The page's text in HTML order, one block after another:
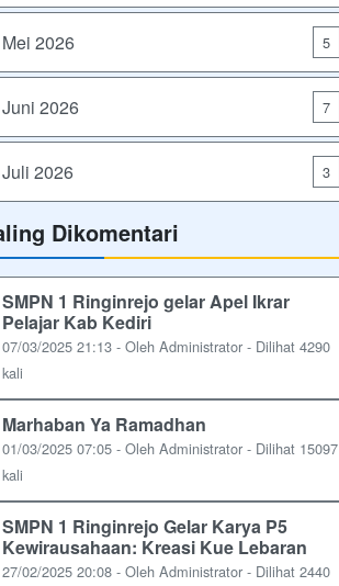
Mei 2026 5
Juni 2026 7
Juli 2026 3
Dikomentari
SMPN 1 Ringinrejo gelar Apel Ikrar
Pelajar Kab Kediri
07/03/2025 21:13 - Oleh Administrator - Dilihat 4290
kali
Marhaban Ya Ramadhan
01/03/2025 07:05 - Oleh Administrator - Dilihat 15097
kali
SMPN 1 Ringinrejo Gelar Karya P5
Kewirausahaan: Kreasi Kue Lebaran
27/02/2025 20:08 - Oleh Administrator - Dilihat 2440